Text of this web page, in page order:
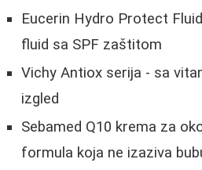
Eucerin Hydro Protect
fluid sa SPF zaštitom
Vichy Antiox serija - sa
izgled
Sebamed Q10 krema za
formula koja ne izaziva